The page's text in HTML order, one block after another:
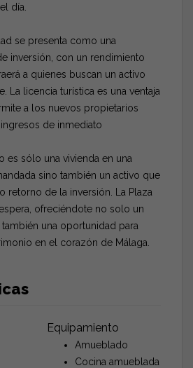
día.
se presenta como una
inversión, con un rendimiento
a quienes buscan un activo
La licencia turística es una ventaja
a los nuevos propietarios
de inmediato
es sólo una vivienda en una
sino también un activo que
retorno de la inversión. La Plaza
ofreciéndote no solo un
también una oportunidad para
en el corazón de Málaga.
Equipamiento
Amueblado
Cocina amueblada